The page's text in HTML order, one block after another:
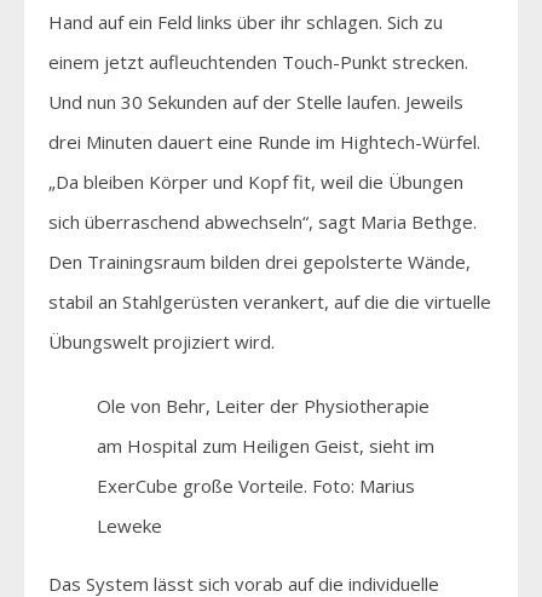
Hand auf ein Feld links über ihr schlagen. Sich zu
einem jetzt aufleuchtenden Touch-Punkt strecken.
Und nun 30 Sekunden auf der Stelle laufen. Jeweils
drei Minuten dauert eine Runde im Hightech-Würfel.
„Da bleiben Körper und Kopf fit, weil die Übungen
sich überraschend abwechseln“, sagt Maria Bethge.
Den Trainingsraum bilden drei gepolsterte Wände,
stabil an Stahlgerüsten verankert, auf die die virtuelle
Übungswelt projiziert wird.
Ole von Behr, Leiter der Physiotherapie
am Hospital zum Heiligen Geist, sieht im
ExerCube große Vorteile. Foto: Marius
Leweke
Das System lässt sich vorab auf die individuelle